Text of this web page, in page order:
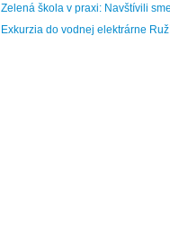
Zelená škola v praxi: Navštívili
Exkurzia do vodnej elektrárne